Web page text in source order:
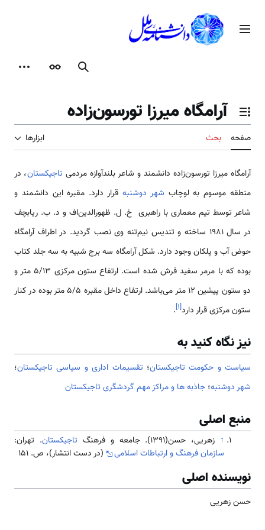
محتوامنوی اصلی
جستجوظاهر
تغییر وضعیت فهرست محتویات
آرامگاه میرزا تورسون‌زاده
صفحه بحث ابزارها
آرامگاه میرزا تورسون‌زاده دانشمند و شاعر بلندآوازه مردمی تاجیکستان، در
منطقه موسوم به لوچاب شهر دوشنبه قرار دارد. مقبره این دانشمند و
شاعر توسط تیم معماری با راهبری خ. ل. ظهورالدین‌اف و د. ب. ریابچف
در سال 1981 ساخته و تندیس نیم‌تنه وی نصب گردید. در اطراف آرامگاه
حوض آب و پلکان وجود دارد. شکل آرامگاه سه برج شبیه به سه جلد کتاب
بوده که با مرمر سفید فرش شده‌ است. ارتفاع ستون مرکزی 5/13 متر و
دو ستون پیشین 12 متر می‌باشد. ارتفاع داخل مقبره 5/5 متر بوده در کنار
ستون مرکزی قرار دارد[۱]
.
نیز نگاه کنید به
سیاست و حکومت تاجیکستان؛ تقسیمات اداری و سیاسی تاجیکستان؛
شهر دوشنبه؛ جاذبه ها و مراكز مهم گردشگری تاجیکستان
منبع اصلی
↑ زهریی، حسن(1391). جامعه و فرهنگ تاجیکستان. تهران:
سازمان فرهنگ و ارتباطات اسلامی
(در دست انتشار)، ص. 151
نویسنده اصلی
حسن زهریی